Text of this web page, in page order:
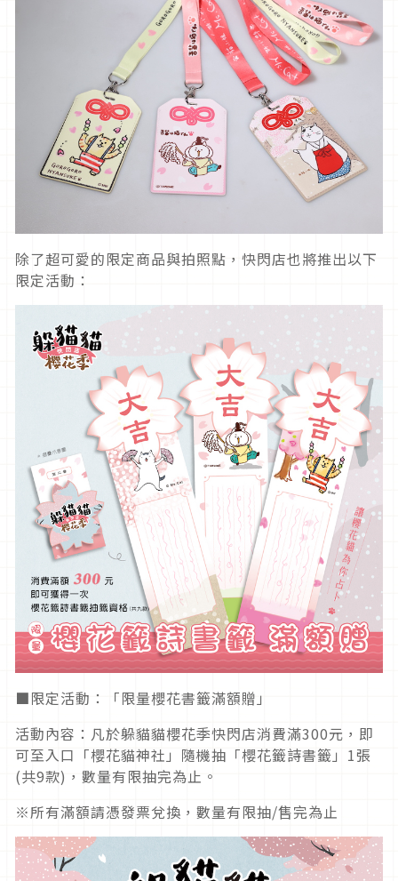
除了超可愛的限定商品與拍照點，快閃店也將推出以下
限定活動：
■限定活動：「限量櫻花書籤滿額贈」
活動內容：凡於躲貓貓櫻花季快閃店消費滿300元，即
可至入口「櫻花貓神社」隨機抽「櫻花籤詩書籤」1張
(共9款)，數量有限抽完為止。
※所有滿額請憑發票兌換，數量有限抽/售完為止